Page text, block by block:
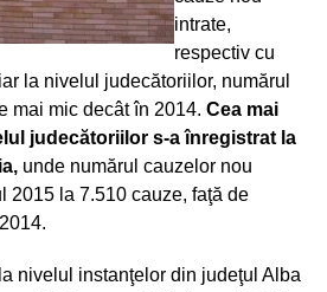
intrate,
respectiv cu
la nivelul judecătoriilor, numărul
mai mic decât în 2014. Cea mai
judecătoriilor s-a înregistrat la
unde numărul cauzelor nou
2015 la 7.510 cauze, faţă de
nivelul instanţelor din judeţul Alba